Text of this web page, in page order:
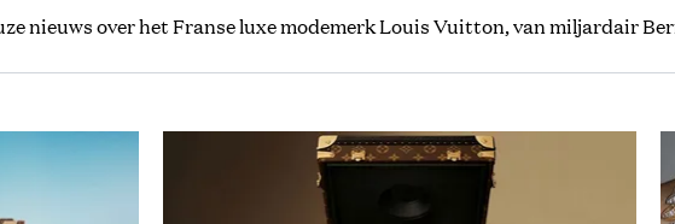
nieuws over het Franse luxe modemerk Louis Vuitton, van miljardair